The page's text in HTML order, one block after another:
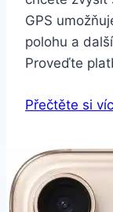
GPS
polohu a
Proveďte
Přečtěte si